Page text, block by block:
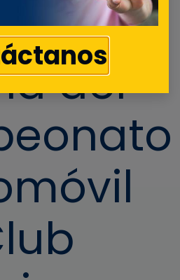
del